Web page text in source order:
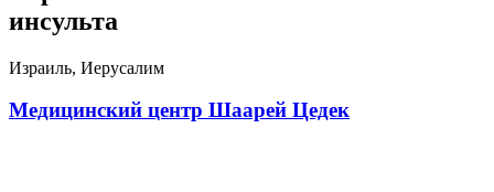
инсульта
Израиль, Иерусалим
Медицинский центр Шаарей Цедек